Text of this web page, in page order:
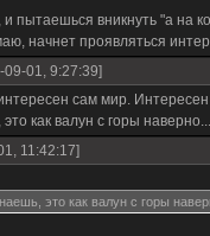
пытаешься вникнуть "а на
начнет проявляться
09-01, 9:27:39]
сам мир. Интересен
как валун с горы наверно...
11:42:17]
это как валун с горы